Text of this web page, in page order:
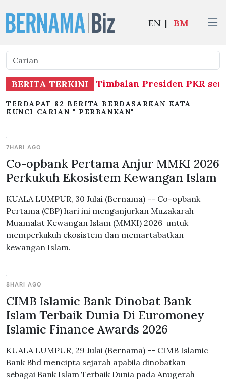
EN | BM
BERITA TERKINItugas Timbalan Presiden PKR
TERDAPAT 82 BERITA BERDASARKAN KATA
KUNCI CARIAN " PERBANKAN"
7HARI AGO
Co-opbank Pertama Anjur MMKI 2026
Perkukuh Ekosistem Kewangan Islam
KUALA LUMPUR, 30 Julai (Bernama) -- Co-opbank
Pertama (CBP) hari ini menganjurkan Muzakarah
Muamalat Kewangan Islam (MMKI) 2026 untuk
memperkukuh ekosistem dan memartabatkan
kewangan Islam.
8HARI AGO
CIMB Islamic Bank Dinobat Bank
Islam Terbaik Dunia Di Euromoney
Islamic Finance Awards 2026
KUALA LUMPUR, 29 Julai (Bernama) -- CIMB Islamic
Bank Bhd mencipta sejarah apabila dinobatkan
sebagai Bank Islam Terbaik Dunia pada Anugerah